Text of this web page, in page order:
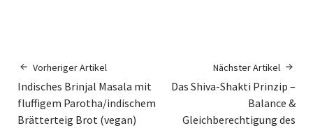
Vorheriger Artikel
Indisches Brinjal Masala mit
fluffigem Parotha/indischem
Brätterteig Brot (vegan)
Nächster Artikel
Das Shiva-Shakti Prinzip –
Balance &
Gleichberechtigung des